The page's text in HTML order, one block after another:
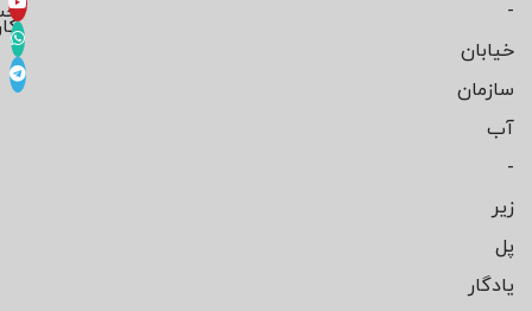
-
خیابان
سازمان
آب
-
زیر
پل
یادگار